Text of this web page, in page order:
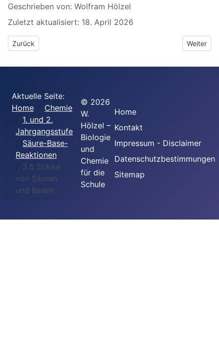
Geschrieben von: Wolfram Hölzel
Zuletzt aktualisiert: 18. April 2026
Vorheriger Beitrag: 3.4 Mehrprotonige Säuren
Zurück Nächster
Weiter
Aktuelle Seite:
Home
Chemie
1. und 2.
Jahrgangsstufe
Säure-Base-
Reaktionen
3.5 Stärke
von Säuren
und Basen
© 2026
W.
Hölzel –
Biologie
und
Chemie
für die
Schule
Home
Kontakt
Impressum - Disclaimer
Datenschutzbestimmungen
Sitemap